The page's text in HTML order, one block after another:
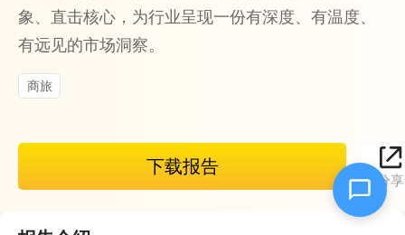
象、直击核心，为行业呈现一份有深度、有温度、
有远见的市场洞察。
商旅
下载报告
分享